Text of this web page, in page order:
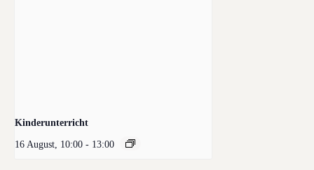
Kinderunterricht
16 August, 10:00 - 13:00